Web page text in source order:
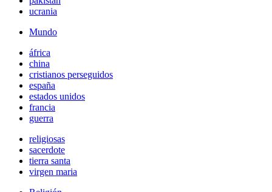
ucrania
Mundo
áfrica
china
cristianos perseguidos
españa
estados unidos
francia
guerra
religiosas
sacerdote
tierra santa
virgen maria